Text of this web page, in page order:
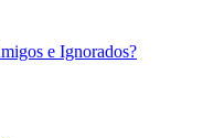
e Ignorados?